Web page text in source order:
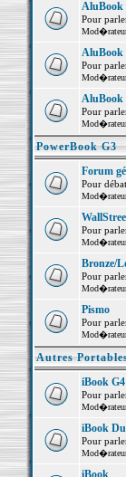
AluBook
Pour
AluBook
Pour
AluBook
Pour
PowerBook G3
Forum
Pour
Pour
Bronze/
Pour
Pismo
Pour
Autres
iBook G4
Pour
iBook
Pour
iBook